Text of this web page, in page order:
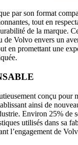
par son format
tout en
de la marque.
de Volvo envers un
en promettant une
conçu pour
ainsi de
Environ 25% de
utilisés dans sa
l’engagement de